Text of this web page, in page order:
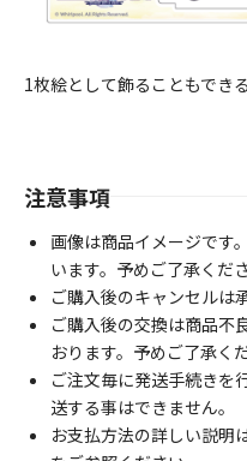
1枚絵として飾ることもでき
注意事項
画像は商品イメージです
います。予めご了承くださ
ご購入後のキャンセルは
ご購入後の交換は商品不
おります。予めご了承く
ご注文毎に発送手続きを
送する事はできません。
お支払方法の詳しい説明